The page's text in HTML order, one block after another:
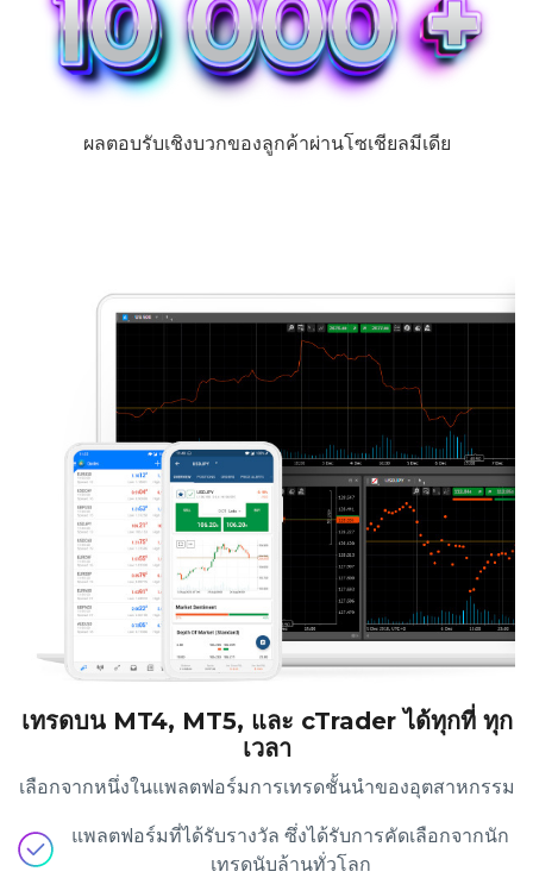
ผลตอบรับเชิงบวกของลูกค้าผ่านโซเชียลมีเดีย
เทรดบน MT4, MT5, และ cTrader ได้ทุกที่ ทุก
เวลา
เลือกจากหนึ่งในแพลตฟอร์มการเทรดชั้นนำของอุตสาหกรรม
แพลตฟอร์มที่ได้รับรางวัล ซึ่งได้รับการคัดเลือกจากนัก
เทรดนับล้านทั่วโลก